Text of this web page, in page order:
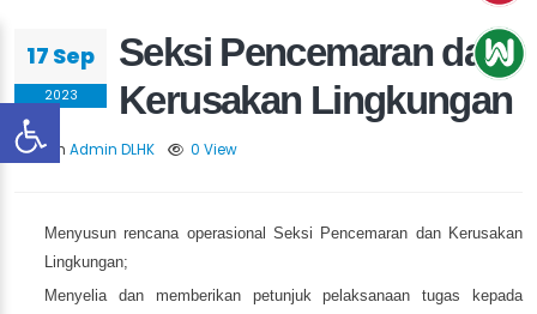
17 Sep
2023
Seksi Pencemaran dan
Kerusakan Lingkungan
Oleh Admin DLHK 0 View
Menyusun rencana operasional Seksi Pencemaran dan Kerusakan
Lingkungan;
Menyelia dan memberikan petunjuk pelaksanaan tugas kepada